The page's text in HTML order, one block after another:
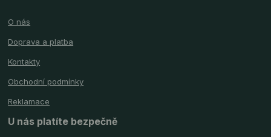
O nás
Doprava a platba
Kontakty
Obchodní podmínky
Reklamace
U nás platíte bezpečně